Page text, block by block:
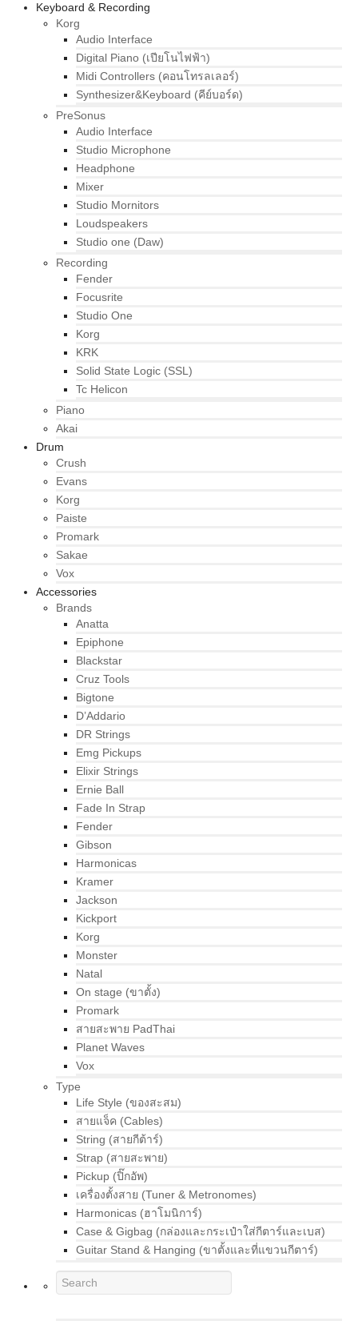
Keyboard & Recording
Korg
Audio Interface
Digital Piano (เปียโนไฟฟ้า)
Midi Controllers (คอนโทรลเลอร์)
Synthesizer&Keyboard (คีย์บอร์ด)
PreSonus
Audio Interface
Studio Microphone
Headphone
Mixer
Studio Mornitors
Loudspeakers
Studio one (Daw)
Recording
Fender
Focusrite
Studio One
Korg
KRK
Solid State Logic (SSL)
Tc Helicon
Piano
Akai
Drum
Crush
Evans
Korg
Paiste
Promark
Sakae
Vox
Accessories
Brands
Anatta
Epiphone
Blackstar
Cruz Tools
Bigtone
D’Addario
DR Strings
Emg Pickups
Elixir Strings
Ernie Ball
Fade In Strap
Fender
Gibson
Harmonicas
Kramer
Jackson
Kickport
Korg
Monster
Natal
On stage (ขาตั้ง)
Promark
สายสะพาย PadThai
Planet Waves
Vox
Type
Life Style (ของสะสม)
สายแจ็ค (Cables)
String (สายกีต้าร์)
Strap (สายสะพาย)
Pickup (ปิ๊กอัพ)
เครื่องตั้งสาย (Tuner & Metronomes)
Harmonicas (ฮาโมนิการ์)
Case & Gigbag (กล่องและกระเป๋าใส่กีตาร์และเบส)
Guitar Stand & Hanging (ขาตั้งและที่แขวนกีตาร์)